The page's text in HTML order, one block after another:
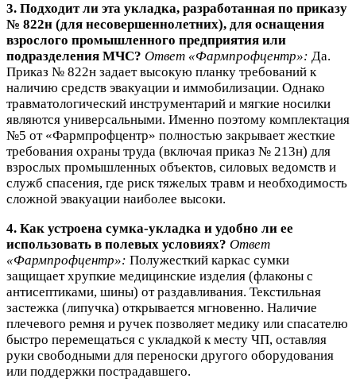
3. Подходит ли эта укладка, разработанная по приказу
№ 822н (для несовершеннолетних), для оснащения
взрослого промышленного предприятия или
подразделения МЧС? Ответ «Фармпрофцентр»: Да.
Приказ № 822н задает высокую планку требований к
наличию средств эвакуации и иммобилизации. Однако
травматологический инструментарий и мягкие носилки
являются универсальными. Именно поэтому комплектация
№5 от «Фармпрофцентр» полностью закрывает жесткие
требования охраны труда (включая приказ № 213н) для
взрослых промышленных объектов, силовых ведомств и
служб спасения, где риск тяжелых травм и необходимость
сложной эвакуации наиболее высоки.
4. Как устроена сумка-укладка и удобно ли ее
использовать в полевых условиях? Ответ
«Фармпрофцентр»: Полужесткий каркас сумки
защищает хрупкие медицинские изделия (флаконы с
антисептиками, шины) от раздавливания. Текстильная
застежка (липучка) открывается мгновенно. Наличие
плечевого ремня и ручек позволяет медику или спасателю
быстро перемещаться с укладкой к месту ЧП, оставляя
руки свободными для переноски другого оборудования
или поддержки пострадавшего.